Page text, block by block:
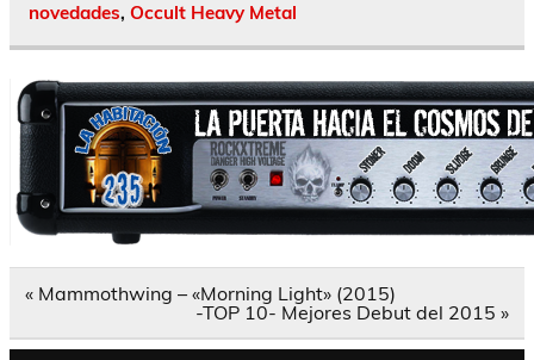
novedades, Occult Heavy Metal
Navegación
« Mammothwing – «Morning Light» (2015)
-TOP 10- Mejores Debut del 2015 »